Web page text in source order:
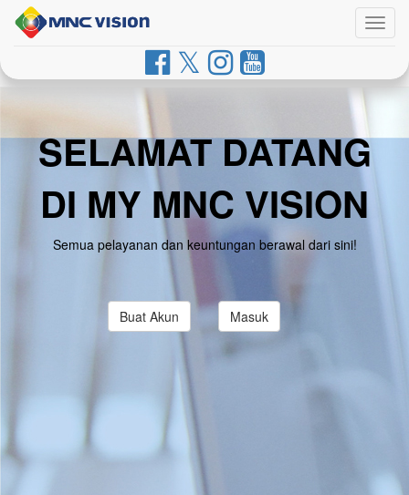
SELAMAT DATANG
DI MY MNC VISION
Semua pelayanan dan keuntungan berawal dari sini!
Buat Akun Masuk